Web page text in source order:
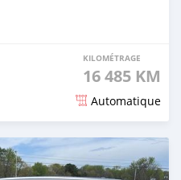
KILOMÉTRAGE
16 485 KM
Automatique